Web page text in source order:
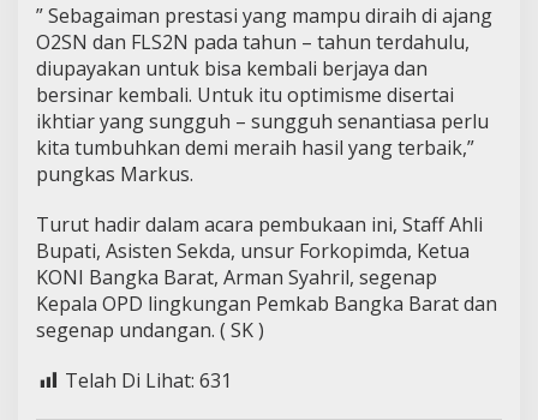
” Sebagaiman prestasi yang mampu diraih di ajang
O2SN dan FLS2N pada tahun – tahun terdahulu,
diupayakan untuk bisa kembali berjaya dan
bersinar kembali. Untuk itu optimisme disertai
ikhtiar yang sungguh – sungguh senantiasa perlu
kita tumbuhkan demi meraih hasil yang terbaik,”
pungkas Markus.
Turut hadir dalam acara pembukaan ini, Staff Ahli
Bupati, Asisten Sekda, unsur Forkopimda, Ketua
KONI Bangka Barat, Arman Syahril, segenap
Kepala OPD lingkungan Pemkab Bangka Barat dan
segenap undangan. ( SK )
Telah Di Lihat: 631